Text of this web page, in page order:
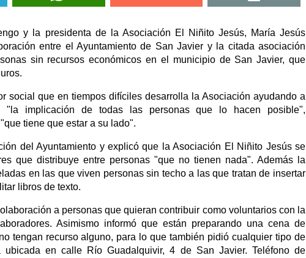
y la presidenta de la Asociación El Niñito Jesús, María Jesús
entre el Ayuntamiento de San Javier y la citada asociación
sin recursos económicos en el municipio de San Javier, que
social que en tiempos difíciles desarrolla la Asociación ayudando a
"la implicación de todas las personas que lo hacen posible",
tiene que estar a su lado".
del Ayuntamiento y explicó que la Asociación El Niñito Jesús se
que distribuye entre personas "que no tienen nada". Además la
en las que viven personas sin techo a las que tratan de insertar
libros de texto.
a personas que quieran contribuir como voluntarios con la
Asimismo informó que están preparando una cena de
tengan recurso alguno, para lo que también pidió cualquier tipo de
en calle Río Guadalquivir, 4 de San Javier. Teléfono de